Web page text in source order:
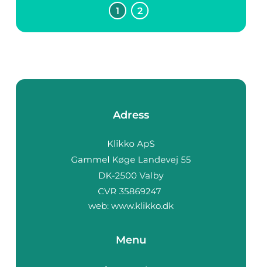
papper, används
framförallt för att
1 2
Adress
web: www.klikko.dk
Menu